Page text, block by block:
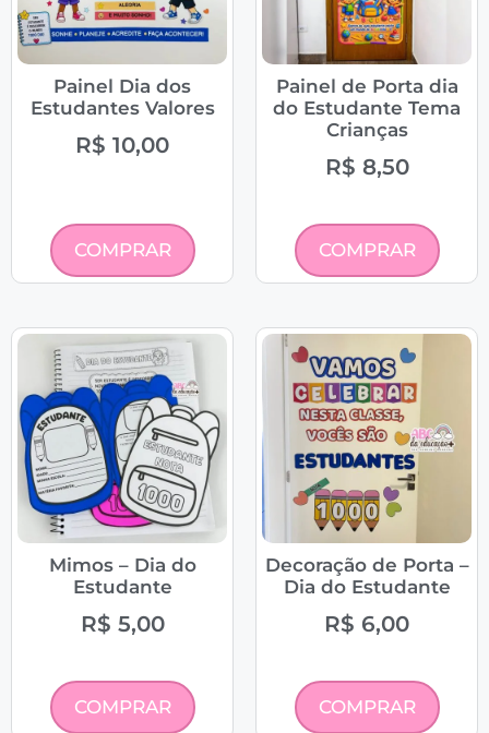
Painel Dia dos
Estudantes Valores
R$ 10,00
COMPRAR
Painel de Porta dia
do Estudante Tema
Crianças
R$ 8,50
COMPRAR
Mimos – Dia do
Estudante
R$ 5,00
COMPRAR
Decoração de Porta –
Dia do Estudante
R$ 6,00
COMPRAR